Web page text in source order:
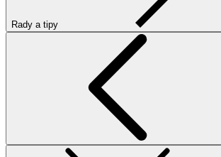
Rady a tipy